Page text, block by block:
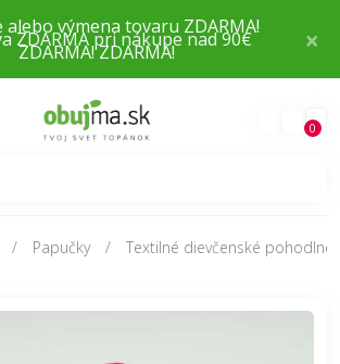
×
ZDARMA pri nákupe nad 90€
0
Papučky Textilné dievčenské pohodlné